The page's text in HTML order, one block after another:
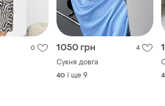
0 1050 грн 4
Сукня довга
40 і ще 9